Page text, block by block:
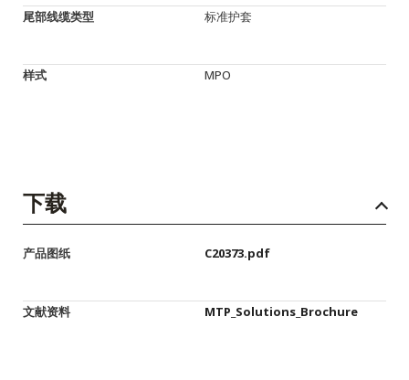
尾部线缆类型 标准护套
样式 MPO
下载
产品图纸 C20373.pdf
文献资料 MTP_Solutions_Brochure